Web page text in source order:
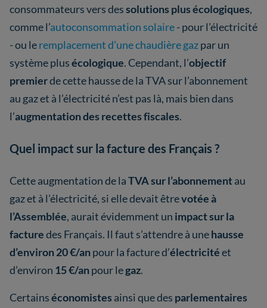
consommateurs vers dessolutions plus écologiques,
comme l’autoconsommation solaire- pour l’électricité
- ou leremplacement d’une chaudière gazpar un
système plusécologique. Cependant, l’objectif
premierde cette hausse de la TVA sur l’abonnement
au gaz et à l’électricité n’est pas là, mais bien dans
l’augmentation des recettes fiscales.
Quel impact sur la facture des Français ?
Cette augmentation de laTVA sur l’abonnementau
gaz et à l’électricité, si elle devait êtrevotée à
l’Assemblée, aurait évidemment un impact sur la
facturedes Français. Il faut s’attendre à unehausse
d’environ 20 €/anpour la facture d’électricitéet
d’environ 15 €/anpour legaz.
Certainséconomistes ainsi que des parlementaires